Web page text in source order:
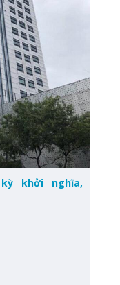
khởi nghĩa,